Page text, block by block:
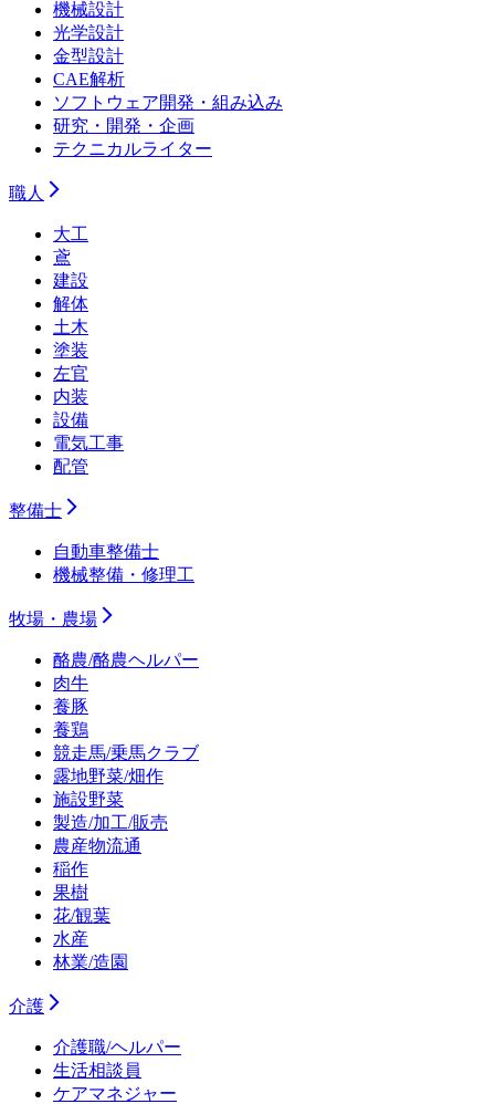
機械設計
光学設計
金型設計
CAE解析
ソフトウェア開発・組み込み
研究・開発・企画
テクニカルライター
職人
大工
鳶
建設
解体
土木
塗装
左官
内装
設備
電気工事
配管
整備士
自動車整備士
機械整備・修理工
牧場・農場
酪農/酪農ヘルパー
肉牛
養豚
養鶏
競走馬/乗馬クラブ
露地野菜/畑作
施設野菜
製造/加工/販売
農産物流通
稲作
果樹
花/観葉
水産
林業/造園
介護
介護職/ヘルパー
生活相談員
ケアマネジャー